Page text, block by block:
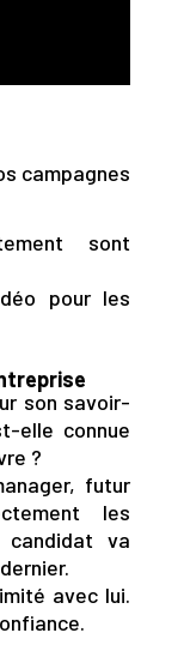
campagnes
sont
pour les
son savoir-
elle connue
?
futur
les
va
avec lui.